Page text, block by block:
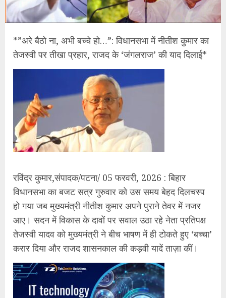
*”अरे बैठो ना, अभी बच्चे हो…”: विधानसभा में नीतीश कुमार का
तेजस्वी पर तीखा प्रहार, राजद के ‘जंगलराज’ की याद दिलाई*
रविंद्र कुमार,संपादक/​पटना/ 05 फरवरी, 2026 : ​बिहार
विधानसभा का बजट सत्र गुरुवार को उस समय बेहद दिलचस्प
हो गया जब मुख्यमंत्री नीतीश कुमार अपने पुराने तेवर में नजर
आए। सदन में विकास के दावों पर सवाल उठा रहे नेता प्रतिपक्ष
तेजस्वी यादव को मुख्यमंत्री ने बीच भाषण में ही टोकते हुए ‘बच्चा’
करार दिया और राजद शासनकाल की कड़वी यादें ताज़ा कीं।